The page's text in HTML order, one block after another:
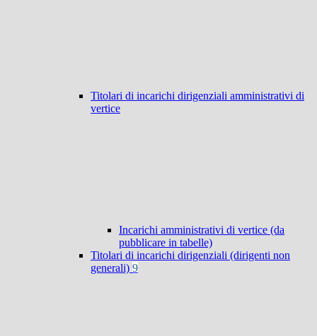
Titolari di incarichi dirigenziali amministrativi di
vertice
Incarichi amministrativi di vertice (da
pubblicare in tabelle)
Titolari di incarichi dirigenziali (dirigenti non
generali) 9